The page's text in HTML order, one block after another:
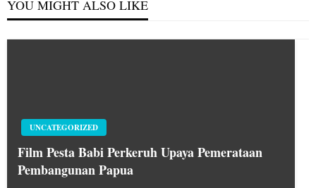
YOU MIGHT ALSO LIKE
UNCATEGORIZED
Film Pesta Babi Perkeruh Upaya Pemerataan
Pembangunan Papua